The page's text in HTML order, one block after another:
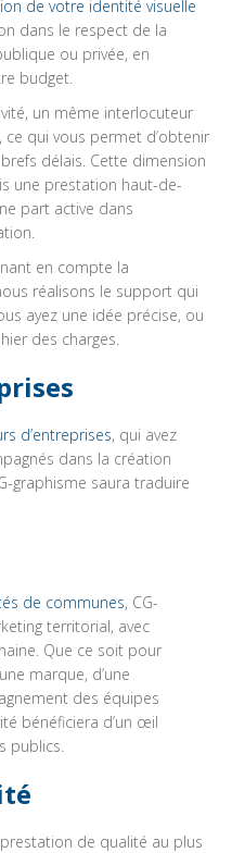
de votre identité visuelle
dans le respect de la
ou privée, en
budget.
un même interlocuteur
qui vous permet d’obtenir
délais. Cette dimension
une prestation haut-de-
part active dans
en compte la
réalisons le support qui
ayez une idée précise, ou
des charges.
d’entreprises, qui avez
dans la création
graphisme saura traduire
de communes, CG-
territorial, avec
Que ce soit pour
marque, d’une
des équipes
bénéficiera d’un œil
publics.
de qualité au plus